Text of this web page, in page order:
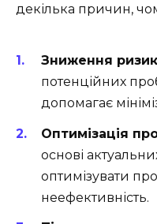
декілька причин,
Зниження
потенційних
допомагає
Оптимізація
основі
оптимізувати
неефективність.